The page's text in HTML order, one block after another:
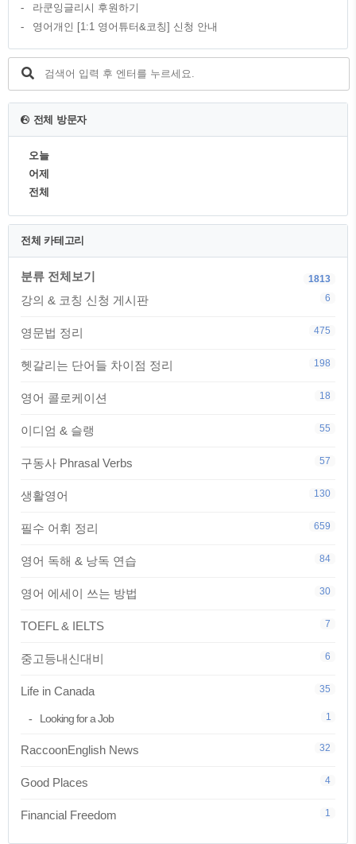
라쿤잉글리시 후원하기
영어개인 [1:1 영어튜터&코칭] 신청 안내
전체 방문자
오늘
어제
전체
전체 카테고리
분류 전체보기 1813
강의 & 코칭 신청 게시판 6
영문법 정리 475
헷갈리는 단어들 차이점 정리 198
영어 콜로케이션 18
이디엄 & 슬랭 55
구동사 Phrasal Verbs 57
생활영어 130
필수 어휘 정리 659
영어 독해 & 낭독 연습 84
영어 에세이 쓰는 방법 30
TOEFL & IELTS 7
중고등내신대비 6
Life in Canada 35
Looking for a Job 1
RaccoonEnglish News 32
Good Places 4
Financial Freedom 1